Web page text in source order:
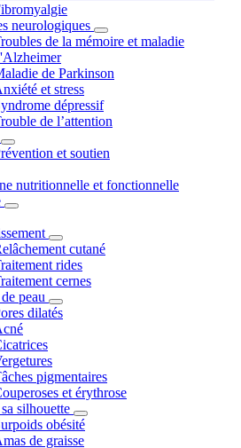
neurologiques
de la mémoire et maladie
de Parkinson
et stress
dépressif
de l’attention
et soutien
nutritionnelle et fonctionnelle
cutané
rides
cernes
peau
dilatés
pigmentaires
et érythrose
silhouette
obésité
de graisse